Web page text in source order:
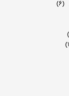
(۶)